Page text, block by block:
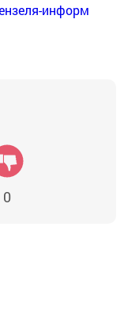
информ
0